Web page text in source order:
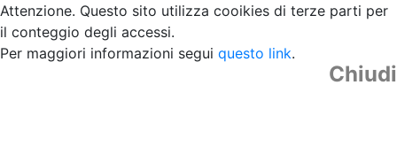
Attenzione. Questo sito utilizza cooikies di terze parti per
il conteggio degli accessi.
Per maggiori informazioni segui questo link.
Chiudi